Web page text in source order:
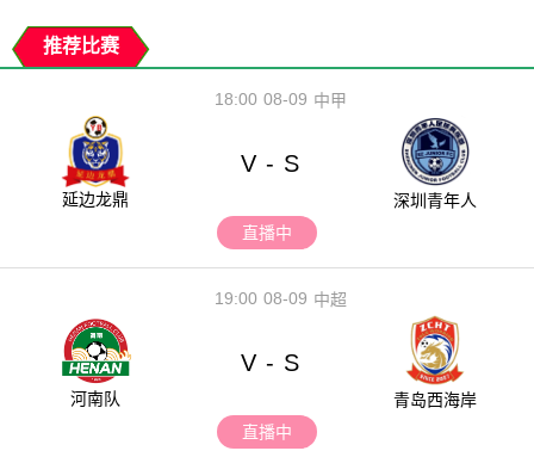
推荐比赛
08-09
18:00 中甲
延边龙鼎
V - S
深圳青年人
直播中
08-09
19:00 中超
河南队
V - S
青岛西海岸
直播中